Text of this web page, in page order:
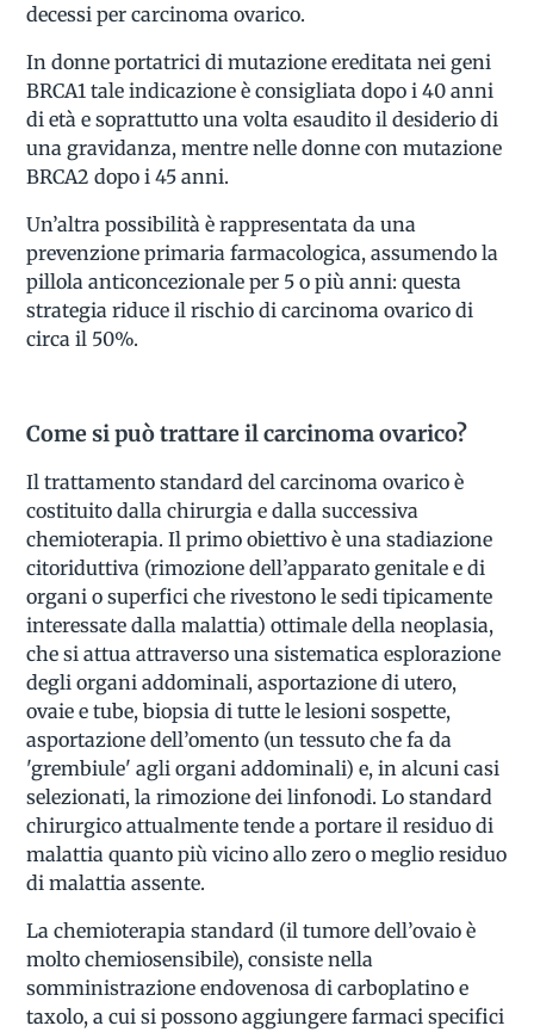
decessi per carcinoma ovarico.
In donne portatrici di mutazione ereditata nei geni
BRCA1 tale indicazione è consigliata dopo i 40 anni
di età e soprattutto una volta esaudito il desiderio di
una gravidanza, mentre nelle donne con mutazione
BRCA2 dopo i 45 anni.
Un’altra possibilità è rappresentata da una
prevenzione primaria farmacologica, assumendo la
pillola anticoncezionale per 5 o più anni: questa
strategia riduce il rischio di carcinoma ovarico di
circa il 50%.
Come si può trattare il carcinoma ovarico?
Il trattamento standard del carcinoma ovarico è
costituito dalla chirurgia e dalla successiva
chemioterapia. Il primo obiettivo è una stadiazione
citoriduttiva (rimozione dell’apparato genitale e di
organi o superfici che rivestono le sedi tipicamente
interessate dalla malattia) ottimale della neoplasia,
che si attua attraverso una sistematica esplorazione
degli organi addominali, asportazione di utero,
ovaie e tube, biopsia di tutte le lesioni sospette,
asportazione dell’omento (un tessuto che fa da
'grembiule' agli organi addominali) e, in alcuni casi
selezionati, la rimozione dei linfonodi. Lo standard
chirurgico attualmente tende a portare il residuo di
malattia quanto più vicino allo zero o meglio residuo
di malattia assente.
La chemioterapia standard (il tumore dell’ovaio è
molto chemiosensibile), consiste nella
somministrazione endovenosa di carboplatino e
taxolo, a cui si possono aggiungere farmaci specifici